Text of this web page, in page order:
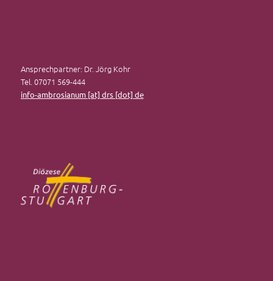
Ansprechpartner: Dr. Jörg Kohr
Tel. 07071 569-444
info-ambrosianum [at] drs [dot] de